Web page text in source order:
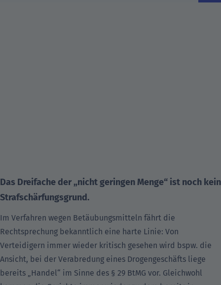
Das Dreifache der „nicht geringen Menge“ ist noch kein
Strafschärfungsgrund.
Im Verfahren wegen Betäubungsmitteln fährt die
Rechtsprechung bekanntlich eine harte Linie: Von
Verteidigern immer wieder kritisch gesehen wird bspw. die
Ansicht, bei der Verabredung eines Drogengeschäfts liege
bereits „Handel“ im Sinne des § 29 BtMG vor. Gleichwohl